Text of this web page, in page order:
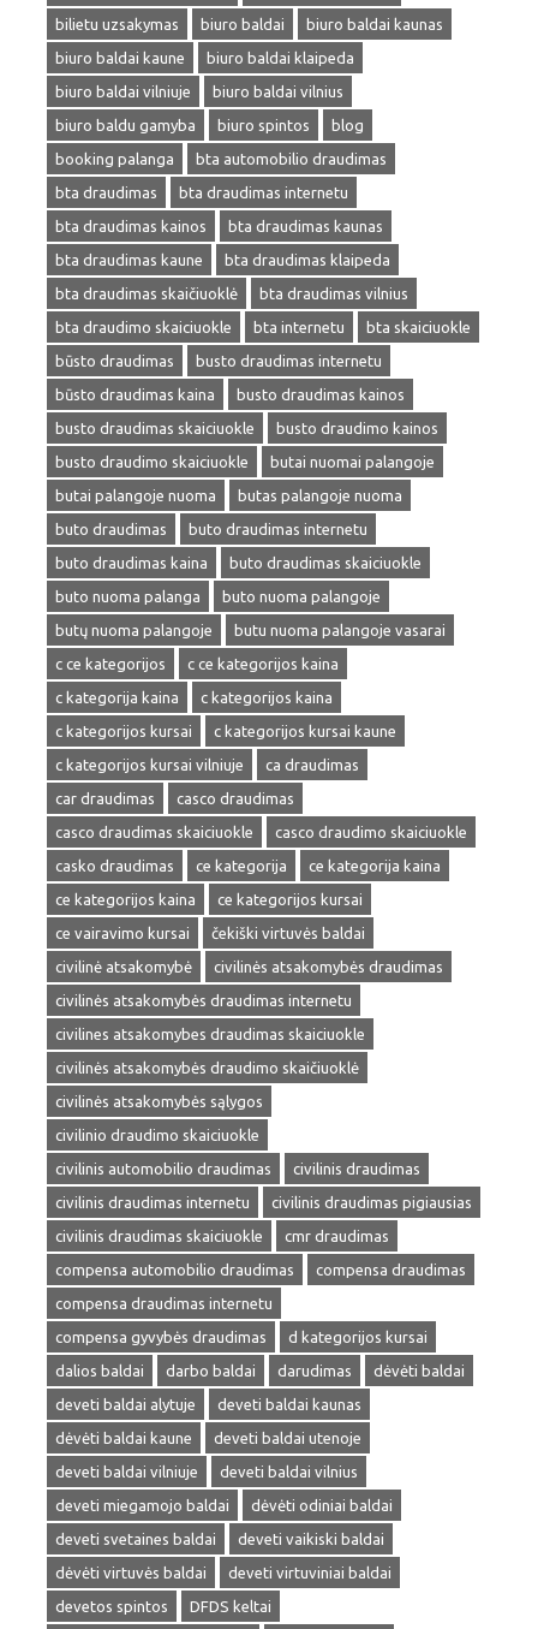
bilietu uzsakymas
biuro baldai
biuro baldai kaunas
biuro baldai kaune
biuro baldai klaipeda
biuro baldai vilniuje
biuro baldai vilnius
biuro baldu gamyba
biuro spintos
blog
booking palanga
bta automobilio draudimas
bta draudimas
bta draudimas internetu
bta draudimas kainos
bta draudimas kaunas
bta draudimas kaune
bta draudimas klaipeda
bta draudimas skaičiuoklė
bta draudimas vilnius
bta draudimo skaiciuokle
bta internetu
bta skaiciuokle
būsto draudimas
busto draudimas internetu
būsto draudimas kaina
busto draudimas kainos
busto draudimas skaiciuokle
busto draudimo kainos
busto draudimo skaiciuokle
butai nuomai palangoje
butai palangoje nuoma
butas palangoje nuoma
buto draudimas
buto draudimas internetu
buto draudimas kaina
buto draudimas skaiciuokle
buto nuoma palanga
buto nuoma palangoje
butų nuoma palangoje
butu nuoma palangoje vasarai
c ce kategorijos
c ce kategorijos kaina
c kategorija kaina
c kategorijos kaina
c kategorijos kursai
c kategorijos kursai kaune
c kategorijos kursai vilniuje
ca draudimas
car draudimas
casco draudimas
casco draudimas skaiciuokle
casco draudimo skaiciuokle
casko draudimas
ce kategorija
ce kategorija kaina
ce kategorijos kaina
ce kategorijos kursai
ce vairavimo kursai
čekiški virtuvės baldai
civilinė atsakomybė
civilinės atsakomybės draudimas
civilinės atsakomybės draudimas internetu
civilines atsakomybes draudimas skaiciuokle
civilinės atsakomybės draudimo skaičiuoklė
civilinės atsakomybės sąlygos
civilinio draudimo skaiciuokle
civilinis automobilio draudimas
civilinis draudimas
civilinis draudimas internetu
civilinis draudimas pigiausias
civilinis draudimas skaiciuokle
cmr draudimas
compensa automobilio draudimas
compensa draudimas
compensa draudimas internetu
compensa gyvybės draudimas
d kategorijos kursai
dalios baldai
darbo baldai darudimas
dėvėti baldai
deveti baldai alytuje
deveti baldai kaunas
dėvėti baldai kaune
deveti baldai utenoje
deveti baldai vilniuje
deveti baldai vilnius
deveti miegamojo baldai
dėvėti odiniai baldai
deveti svetaines baldai
deveti vaikiski baldai
dėvėti virtuvės baldai
deveti virtuviniai baldai
devetos spintos
DFDS keltai